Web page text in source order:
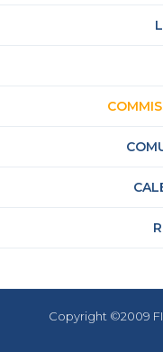
Copyright ©2009